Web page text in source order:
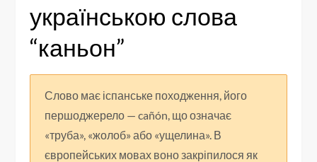
українською слова
“каньон”
Слово має іспанське походження, його
першоджерело — cañón, що означає
«труба», «жолоб» або «ущелина». В
європейських мовах воно закріпилося як